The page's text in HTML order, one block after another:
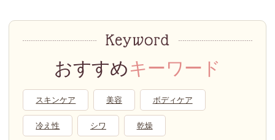
おすすめキーワード
スキンケア 美容 ボディケア
冷え性 シワ 乾燥